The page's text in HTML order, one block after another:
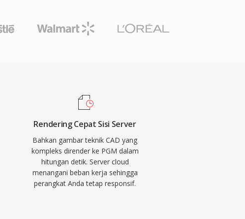
Rendering Cepat Sisi Server
Bahkan gambar teknik CAD yang
kompleks dirender ke PGM dalam
hitungan detik. Server cloud
menangani beban kerja sehingga
perangkat Anda tetap responsif.